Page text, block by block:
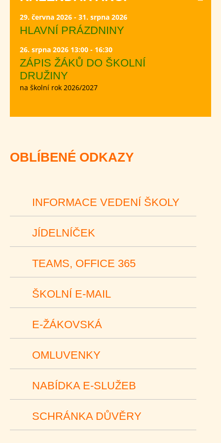
29. června 2026 - 31. srpna 2026
HLAVNÍ PRÁZDNINY
26. srpna 2026 13:00 - 16:30
ZÁPIS ŽÁKŮ DO ŠKOLNÍ
DRUŽINY
na školní rok 2026/2027
OBLÍBENÉ ODKAZY
INFORMACE VEDENÍ ŠKOLY
JÍDELNÍČEK
TEAMS, OFFICE 365
ŠKOLNÍ E-MAIL
E-ŽÁKOVSKÁ
OMLUVENKY
NABÍDKA E-SLUŽEB
SCHRÁNKA DŮVĚRY